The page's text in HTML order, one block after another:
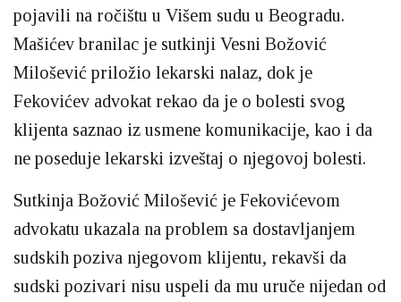
pojavili na ročištu u Višem sudu u Beogradu.
Mašićev branilac je sutkinji Vesni Božović
Milošević priložio lekarski nalaz, dok je
Fekovićev advokat rekao da je o bolesti svog
klijenta saznao iz usmene komunikacije, kao i da
ne poseduje lekarski izveštaj o njegovoj bolesti.
Sutkinja Božović Milošević je Fekovićevom
advokatu ukazala na problem sa dostavljanjem
sudskih poziva njegovom klijentu, rekavši da
sudski pozivari nisu uspeli da mu uruče nijedan od